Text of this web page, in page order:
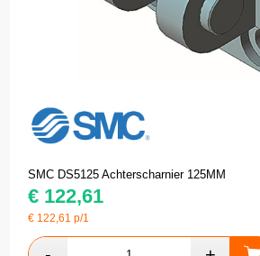
SMC DS5125 Achterscharnier 125MM
€ 122,61
€ 122,61 p/1